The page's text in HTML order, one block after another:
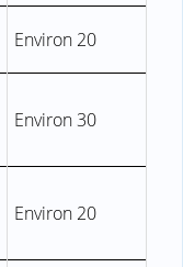
Environ 20
Environ 30
Environ 20